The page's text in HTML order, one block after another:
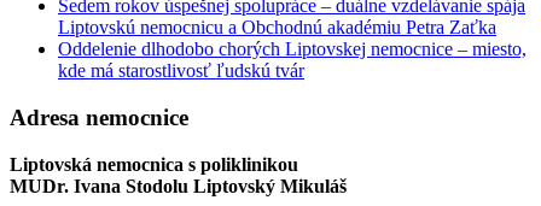
Sedem rokov úspešnej spolupráce – duálne vzdelávanie spája
Liptovskú nemocnicu a Obchodnú akadémiu Petra Zaťka
Oddelenie dlhodobo chorých Liptovskej nemocnice – miesto,
kde má starostlivosť ľudskú tvár
Adresa nemocnice
Liptovská nemocnica s poliklinikou
MUDr. Ivana Stodolu Liptovský Mikuláš